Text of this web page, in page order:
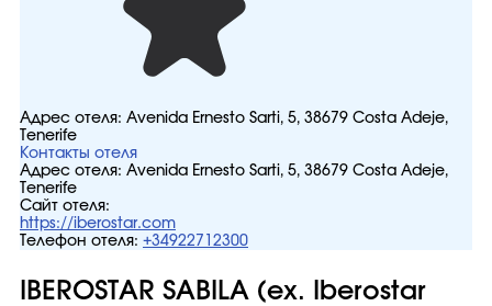
Адрес отеля: Avenida Ernesto Sarti, 5, 38679 Costa Adeje,
Tenerife
Контакты отеля
Адрес отеля: Avenida Ernesto Sarti, 5, 38679 Costa Adeje,
Tenerife
Сайт отеля:
https://iberostar.com
Телефон отеля: +34922712300
IBEROSTAR SABILA (ex. Iberostar